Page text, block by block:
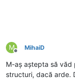
M
Deconectat
MihaiD
M-aș aștepta să văd
structuri, dacă arde.